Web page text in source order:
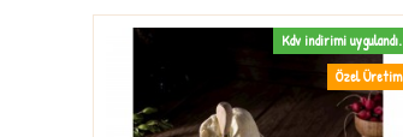
Özel Üretim
Kdv indirimi uygulandı.